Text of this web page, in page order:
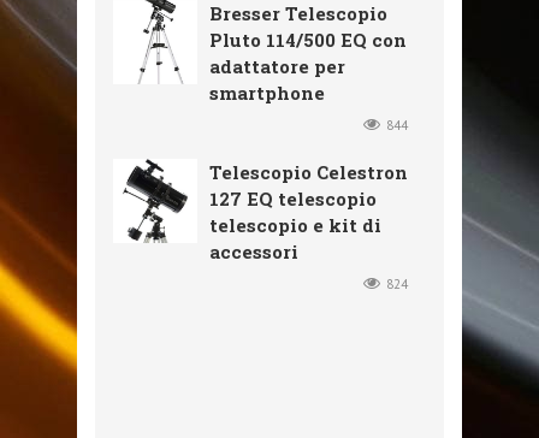
Bresser Telescopio
Pluto 114/500 EQ con
adattatore per
smartphone
844
Telescopio Celestron
127 EQ telescopio
telescopio e kit di
accessori
824